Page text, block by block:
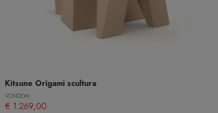
Kitsune Origami scultura
VONDOM
€ 1.269,00